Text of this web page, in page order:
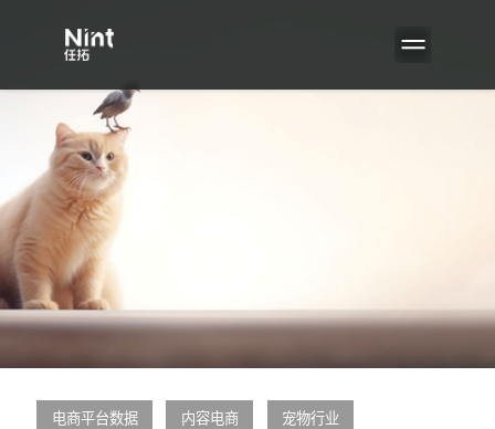
电商平台数据 内容电商 宠物行业